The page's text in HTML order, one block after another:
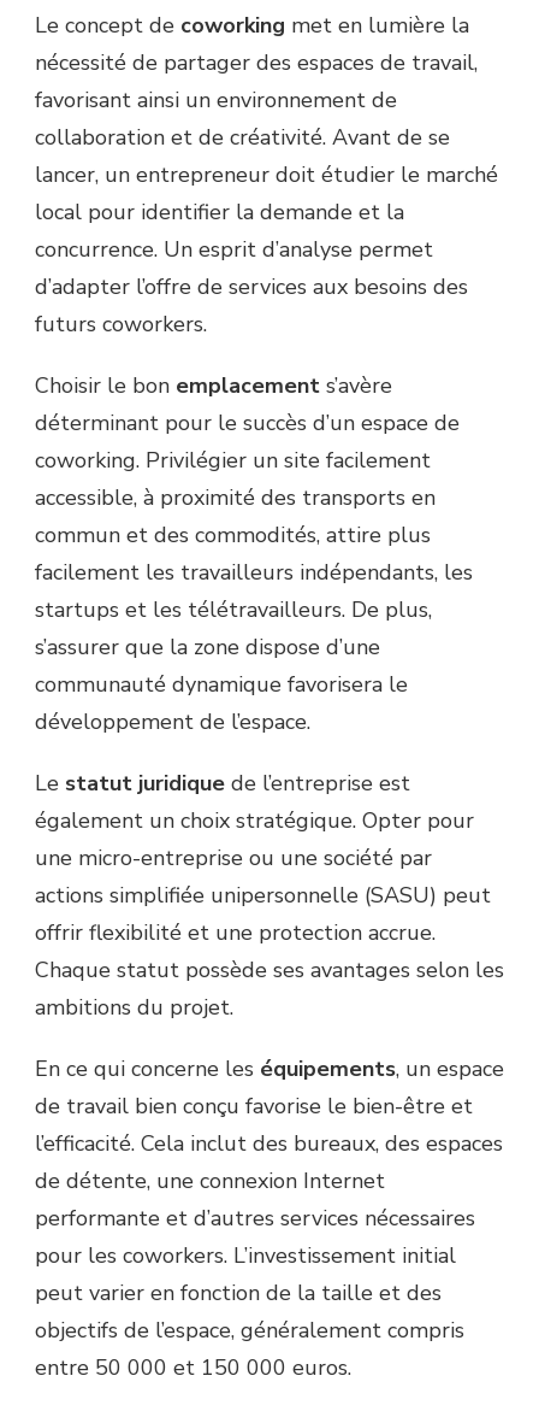
Le concept de coworking met en lumière la
nécessité de partager des espaces de travail,
favorisant ainsi un environnement de
collaboration et de créativité. Avant de se
lancer, un entrepreneur doit étudier le marché
local pour identifier la demande et la
concurrence. Un esprit d’analyse permet
d’adapter l’offre de services aux besoins des
futurs coworkers.
Choisir le bon emplacement s’avère
déterminant pour le succès d’un espace de
coworking. Privilégier un site facilement
accessible, à proximité des transports en
commun et des commodités, attire plus
facilement les travailleurs indépendants, les
startups et les télétravailleurs. De plus,
s’assurer que la zone dispose d’une
communauté dynamique favorisera le
développement de l’espace.
Le statut juridique de l’entreprise est
également un choix stratégique. Opter pour
une micro-entreprise ou une société par
actions simplifiée unipersonnelle (SASU) peut
offrir flexibilité et une protection accrue.
Chaque statut possède ses avantages selon les
ambitions du projet.
En ce qui concerne les équipements, un espace
de travail bien conçu favorise le bien-être et
l’efficacité. Cela inclut des bureaux, des espaces
de détente, une connexion Internet
performante et d’autres services nécessaires
pour les coworkers. L’investissement initial
peut varier en fonction de la taille et des
objectifs de l’espace, généralement compris
entre 50 000 et 150 000 euros.